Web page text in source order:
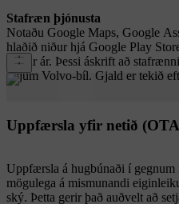
Stafræn þjónusta
Notaðu Google Maps, Google
hlaðið niður hjá Google Play
fjögur ár. Þessi áskrift að
nýjum Volvo-bíl. Gjald er tekið
Uppfærsla yfir netið
Uppfærsla á hugbúnaði í
mögulega á mismunandi
ský. Þetta gerir það auðvelt að